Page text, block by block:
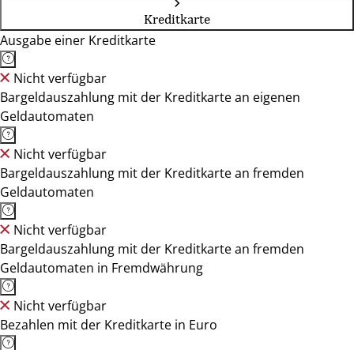
Kreditkarte
Ausgabe einer Kreditkarte
Nicht verfügbar
Bargeldauszahlung mit der Kreditkarte an eigenen
Geldautomaten
Nicht verfügbar
Bargeldauszahlung mit der Kreditkarte an fremden
Geldautomaten
Nicht verfügbar
Bargeldauszahlung mit der Kreditkarte an fremden
Geldautomaten in Fremdwährung
Nicht verfügbar
Bezahlen mit der Kreditkarte in Euro